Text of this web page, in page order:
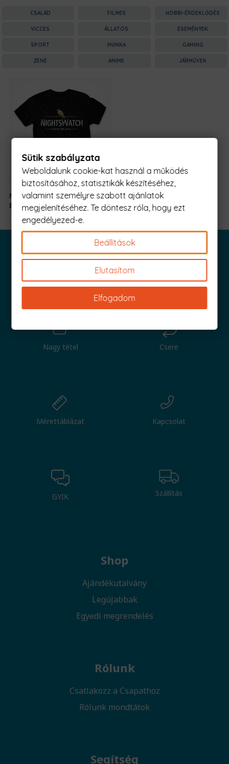
CSALÁD FILMES HOBBI-ÉRDEKLŐDÉS
VICCES ÁLLATOS ESEMÉNYEK
SPORT MUNKA GAMING
ZENE ANIME JÁRMŰVEK
Nightswatch
Beer
5990 Ft-
tól
Iratkozz fel és küldjük is az 1000 Ft értékű kuponod!
Nagy tétel Csere
Mérettáblázat Kapcsolat
GYIK Szállítás
Shop
Ajándékutalvány
Legújabbak
Egyedi megrendelés
Rólunk
Csatlakozz a Csapathoz
Rólunk mondtátok
Segítség
Sütik szabályzata
Weboldalunk cookie-kat használ a működés
biztosításához, statisztikák készítéséhez,
valamint személyre szabott ajánlatok
megjelenítéséhez. Te döntesz róla, hogy ezt
engedélyezed-e.
Beállítások
Elutasítom
Elfogadom